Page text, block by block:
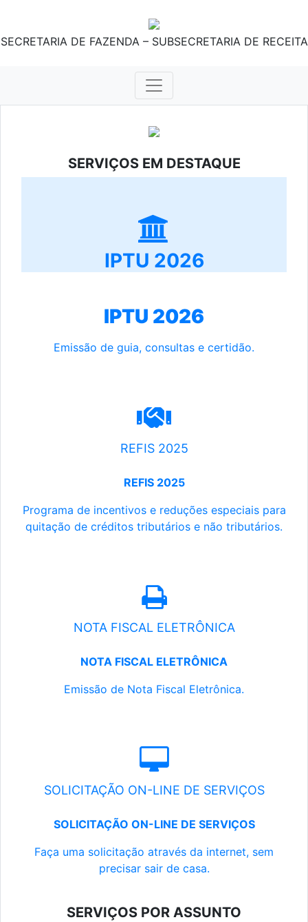
SECRETARIA DE FAZENDA – SUBSECRETARIA DE RECEITA
SERVIÇOS EM DESTAQUE
IPTU 2026
IPTU 2026
Emissão de guia, consultas e certidão.
REFIS 2025
REFIS 2025
Programa de incentivos e reduções especiais para
quitação de créditos tributários e não tributários.
NOTA FISCAL ELETRÔNICA
NOTA FISCAL ELETRÔNICA
Emissão de Nota Fiscal Eletrônica.
SOLICITAÇÃO ON-LINE DE SERVIÇOS
SOLICITAÇÃO ON-LINE DE SERVIÇOS
Faça uma solicitação através da internet, sem
precisar sair de casa.
SERVIÇOS POR ASSUNTO